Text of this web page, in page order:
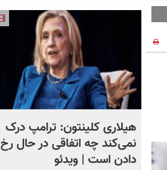
هیلاری کلینتون: ترامپ درک
نمی‌کند چه اتفاقی در حال رخ
دادن است | ویدئو